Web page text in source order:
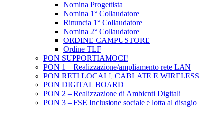
Nomina Progettista
Nomina 1° Collaudatore
Rinuncia 1° Collaudatore
Nomina 2° Collaudatore
ORDINE CAMPUSTORE
Ordine TLF
PON SUPPORTIAMOCI!
PON 1 – Realizzazione/ampliamento rete LAN
PON RETI LOCALI, CABLATE E WIRELESS
PON DIGITAL BOARD
PON 2 – Realizzazione di Ambienti Digitali
PON 3 – FSE Inclusione sociale e lotta al disagio